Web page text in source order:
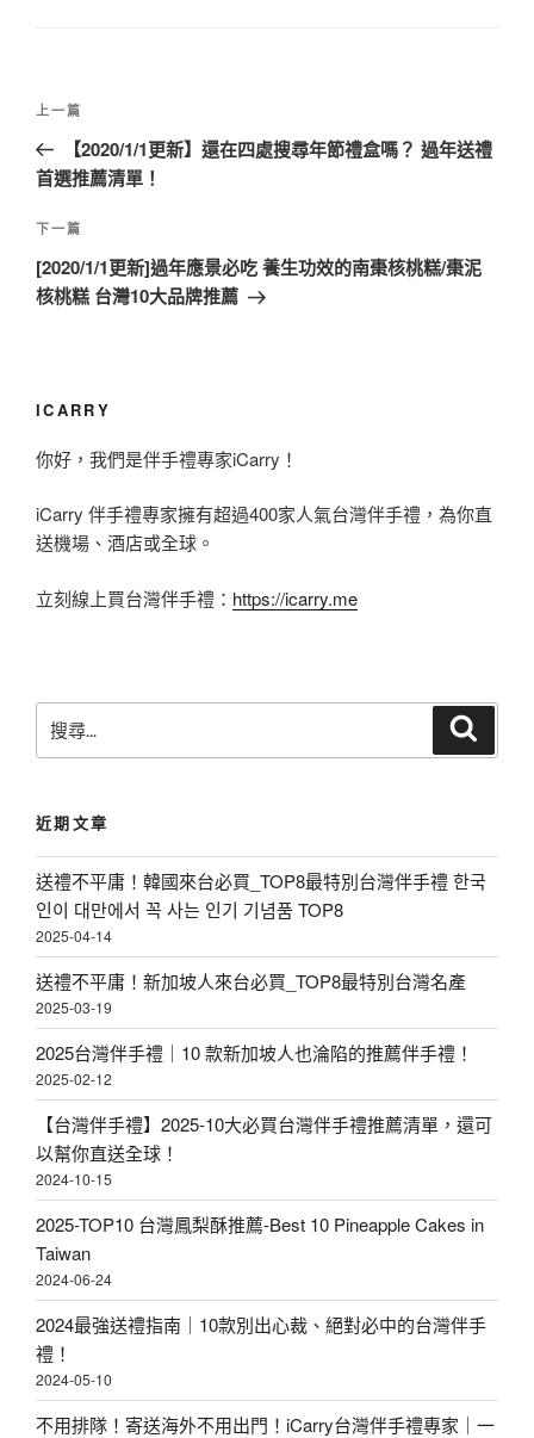
文
導
覽
上
一
篇
章
上一篇
【2020/1/1更新】還在四處搜尋年節禮盒嗎？ 過年送禮
首選推薦清單！
下
一
篇
下一篇
[2020/1/1更新]過年應景必吃 養生功效的南棗核桃糕/棗泥
核桃糕 台灣10大品牌推薦
ICARRY
你好，我們是伴手禮專家iCarry！
iCarry 伴手禮專家擁有超過400家人氣台灣伴手禮，為你直
送機場、酒店或全球。
立刻線上買台灣伴手禮： https://icarry.me
尋
字
:
近期文章
送禮不平庸！韓國來台必買_TOP8最特別台灣伴手禮 한국
인이 대만에서 꼭 사는 인기 기념품 TOP8
2025-04-14
送禮不平庸！新加坡人來台必買_TOP8最特別台灣名產
2025-03-19
2025台灣伴手禮｜10 款新加坡人也淪陷的推薦伴手禮！
2025-02-12
【台灣伴手禮】2025-10大必買台灣伴手禮推薦清單，還可
以幫你直送全球！
2024-10-15
2025-TOP10 台灣鳳梨酥推薦-Best 10 Pineapple Cakes in
Taiwan
2024-06-24
2024最強送禮指南｜10款別出心裁、絕對必中的台灣伴手
禮！
2024-05-10
不用排隊！寄送海外不用出門！iCarry台灣伴手禮專家｜一